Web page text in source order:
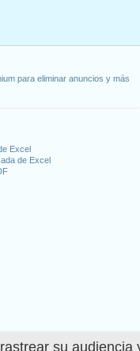
su audiencia
para eliminar anuncios y más
Excel
de Excel